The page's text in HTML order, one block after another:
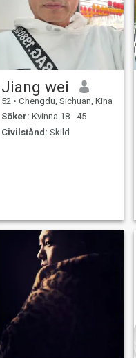
a senior engineer and
researcher in a large state-
owned research institute.
After retiring and livi
Jiang wei
52 • Chengdu, Sichuan, Kina
Söker: Kvinna 18 - 45
Civilstånd: Skild